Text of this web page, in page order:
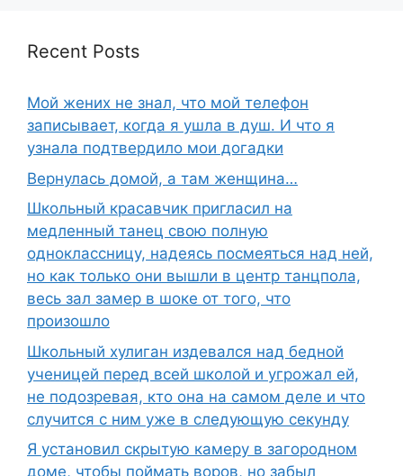
Recent Posts
Мой жених не знал, что мой телефон
записывает, когда я ушла в душ. И что я
узнала подтвердило мои догадки
Вернулась домой, а там женщина…
Школьный красавчик пригласил на
медленный танец свою полную
одноклассницу, надеясь посмеяться над ней,
но как только они вышли в центр танцпола,
весь зал замер в шоке от того, что
произошло
Школьный хулиган издевался над бедной
ученицей перед всей школой и угрожал ей,
не подозревая, кто она на самом деле и что
случится с ним уже в следующую секунду
Я установил скрытую камеру в загородном
доме, чтобы поймать воров, но забыл